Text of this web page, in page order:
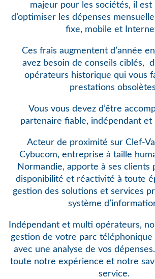
majeur pour les sociétés, il est
d’optimiser les dépenses
fixe, mobile et
Ces frais augmentent d’année
avez besoin de conseils ciblés,
opérateurs historique qui vous
prestations
Vous vous devez d’être
partenaire fiable, indépendant et
Acteur de proximité sur Clef-
Cybucom, entreprise à taille
Normandie, apporte à ses clients
disponibilité et réactivité à toute
gestion des solutions et services
système
Indépendant et multi opérateurs,
gestion de votre parc
avec une analyse de vos
toute notre expérience et notre
service.